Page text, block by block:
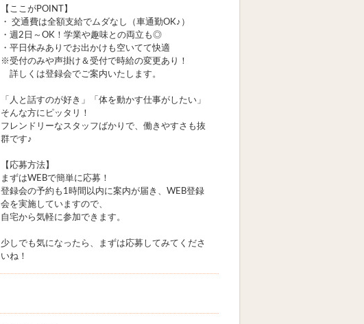
【ここがPOINT】
・ 交通費は全額支給でムダなし（車通勤OK♪）
・週2日～OK！学業や趣味との両立も◎
・平日休みありでお出かけも空いてて快適
※受付のみや声掛け＆受付で時給の変更あり！
詳しくは登録会でご案内いたします。
「人と話すのが好き」「体を動かす仕事がしたい」
そんな方にピッタリ！
フレンドリーなスタッフばかりで、働きやすさも抜
群です♪
【応募方法】
まずはWEBで簡単に応募！
登録会の予約も1時間以内に案内が届き、WEB登録
会を実施していますので、
自宅から気軽に参加できます。
少しでも気になったら、まずは応募してみてくださ
いね！